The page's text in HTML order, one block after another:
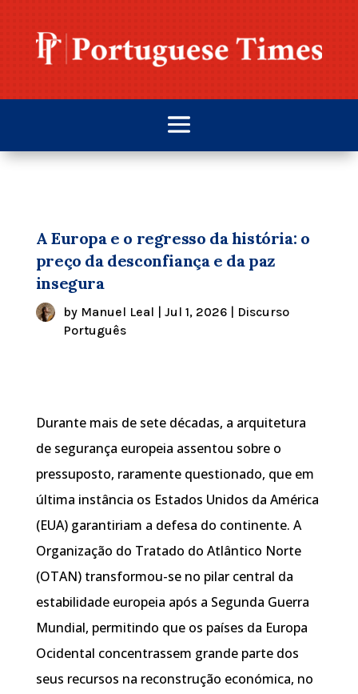
A Europa e o regresso da história: o
preço da desconfiança e da paz
insegura
by Manuel Leal | Jul 1, 2026| Discurso
Português
Durante mais de sete décadas, a arquitetura
de segurança europeia assentou sobre o
pressuposto, raramente questionado, que em
última instância os Estados Unidos da América
(EUA) garantiriam a defesa do continente. A
Organização do Tratado do Atlântico Norte
(OTAN) transformou-se no pilar central da
estabilidade europeia após a Segunda Guerra
Mundial, permitindo que os países da Europa
Ocidental concentrassem grande parte dos
seus recursos na reconstrução económica, no